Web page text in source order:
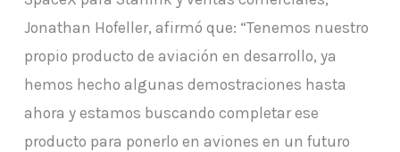
Jonathan Hofeller, afirmó que: “Tenemos nuestro
propio producto de aviación en desarrollo, ya
hemos hecho algunas demostraciones hasta
ahora y estamos buscando completar ese
producto para ponerlo en aviones en un futuro